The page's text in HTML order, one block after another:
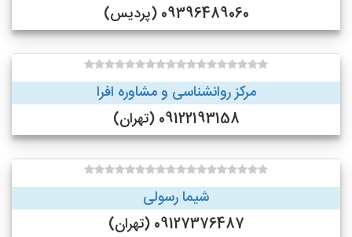
09396489060 (پردیس)
مرکز روانشناسی و مشاوره افرا
09122193158 (تهران)
شیما رسولی
09127376487 (تهران)